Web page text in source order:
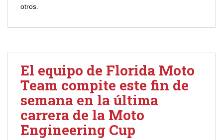
otros.
El equipo de Florida Moto
Team compite este fin de
semana en la última
carrera de la Moto
Engineering Cup